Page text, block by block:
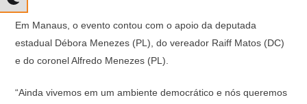
Em Manaus, o evento contou com o apoio da deputada
estadual Débora Menezes (PL), do vereador Raiff Matos (DC)
e do coronel Alfredo Menezes (PL).
“Ainda vivemos em um ambiente democrático e nós queremos